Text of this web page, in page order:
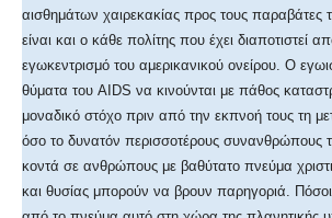
αισθημάτων χαιρεκακίας προς τους παραβάτες
είναι και ο κάθε πολίτης που έχει διαποτιστεί
εγωκεντρισμό του αμερικανικού ονείρου. Ο
θύματα του AIDS να κινούνται με πάθος
μοναδικό στόχο πριν από την εκπνοή τους τη
όσο το δυνατόν περισσοτέρους συνανθρώπους
κοντά σε ανθρώπους με βαθύτατο πνεύμα
και θυσίας μπορούν να βρουν παρηγοριά.